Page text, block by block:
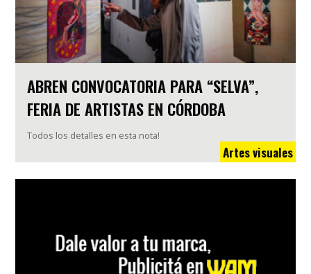
ABREN CONVOCATORIA PARA “SELVA”,
FERIA DE ARTISTAS EN CÓRDOBA
Todos los detalles en esta nota!
Artes visuales